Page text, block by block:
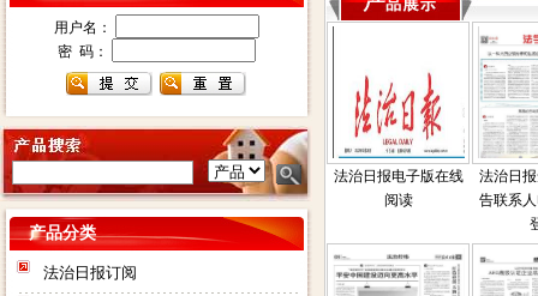
用户名：
密 码：
产品分类
法治日报订阅
法治日报电子版在线
阅读
法治日
告联系